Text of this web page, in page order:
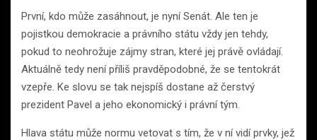
První, kdo může zasáhnout, je nyní Senát. Ale ten je
pojistkou demokracie a právního státu vždy jen tehdy,
pokud to neohrožuje zájmy stran, které jej právě ovládají.
Aktuálně tedy není příliš pravděpodobné, že se tentokrát
vzepře. Ke slovu se tak nejspíš dostane až čerstvý
prezident Pavel a jeho ekonomický i právní tým.
Hlava státu může normu vetovat s tím, že v ní vidí prvky, jež